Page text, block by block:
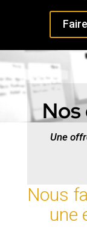
Une
Nous
une